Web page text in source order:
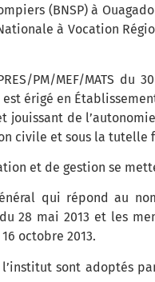
(BNSP) à
à Vocation
PM/MEF/MATS
est érigé en
jouissant de
civile et sous la tutelle
et de gestion se
qui répond au
28 mai 2013 et les
octobre 2013.
sont adoptés par